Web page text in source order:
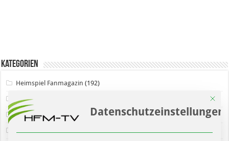
Kategorien
Heimspiel Fanmagazin (192)
Heimspiel Newsblog
Leipziger Sport (101)
Letzte Sendung(109)
Mit
Datenschutzeinstellungen